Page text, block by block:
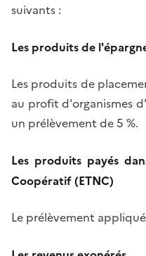
suivants :
Les produits de
Les produits de
au profit d'organismes
un prélèvement de 5 %.
Les produits payés
Coopératif (ETNC)
Le prélèvement